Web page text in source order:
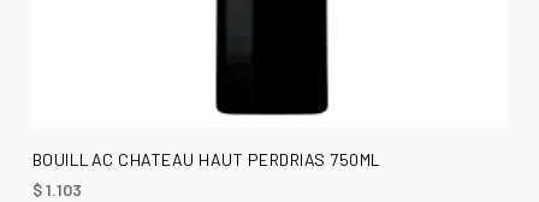
LEER MÁS
BOUILLAC CHATEAU HAUT PERDRIAS 750ML
$1.103